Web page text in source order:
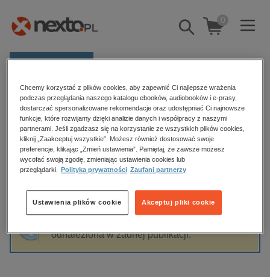
Pokaż/schowaj
wyszukiwarkę
0
Kategorie
Zobacz wszystkie E-prasa
budownictwo, aranżacja wnętrz
biznesowe, branżowe, gospodarka
dzienniki
edukacja
hobby, sport, rozrywka
komputery, internet, technologie, informatyka
Strona główna Hanna Wolska prof. UG
Hanna Wolska prof. UG
Sortowanie Filtrowanie
odnaleziona w żadnej publikacji.
Chcemy korzystać z plików cookies, aby zapewnić Ci najlepsze wrażenia
podczas przeglądania naszego katalogu ebooków, audiobooków i e-prasy,
dostarczać spersonalizowane rekomendacje oraz udostępniać Ci najnowsze
funkcje, które rozwijamy dzięki analizie danych i współpracy z naszymi
partnerami. Jeśli zgadzasz się na korzystanie ze wszystkich plików cookies,
kliknij „Zaakceptuj wszystkie”. Możesz również dostosować swoje
preferencje, klikając „Zmień ustawienia”. Pamiętaj, że zawsze możesz
wycofać swoją zgodę, zmieniając ustawienia cookies lub
przeglądarki.
Polityka prywatności Zaufani partnerzy
Akceptuj pliki cookie
Ustawienia plików cookie